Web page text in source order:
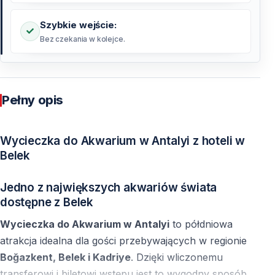
Szybkie wejście:
Bez czekania w kolejce.
Pełny opis
Wycieczka do Akwarium w Antalyi z hoteli w
Belek
Jedno z największych akwariów świata
dostępne z Belek
Wycieczka do Akwarium w Antalyi to półdniowa
atrakcja idealna dla gości przebywających w regionie
Boğazkent, Belek i Kadriye. Dzięki wliczonemu